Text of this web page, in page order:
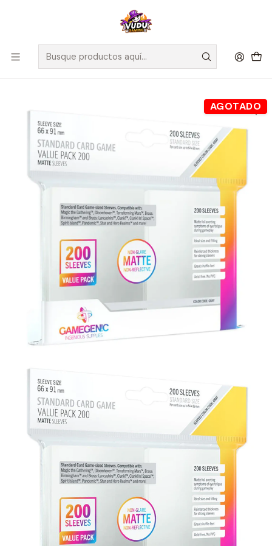
🚀 ¡Despachamos a todo Chile! Envío GRATIS a Regiones sobre
$100.000 y a RM sobre $35.000
Inicio Accesorios Protectores de Cartas
Game Genic - MATTE Card Game Sleeve Value Pack 200un
66x91mm - Standard
AGOTADO